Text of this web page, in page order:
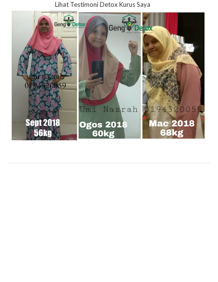
Lihat Testimoni Detox Kurus Saya